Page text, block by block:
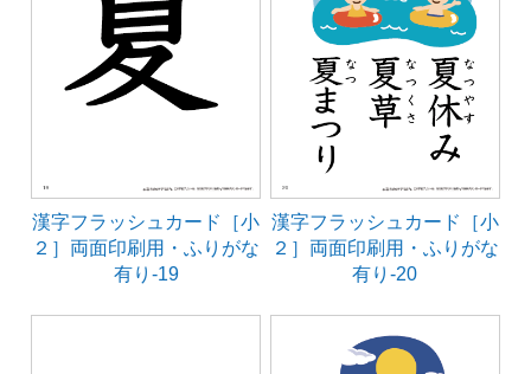
漢字フラッシュカード［小
２］両面印刷用・ふりがな
有り-19
漢字フラッシュカード［小
２］両面印刷用・ふりがな
有り-20